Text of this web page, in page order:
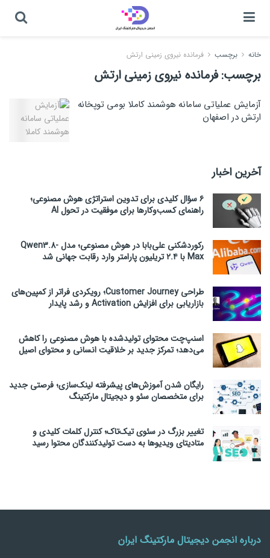
خانه برچسب فرمانده نیروی زمینی ارتش
برچسب:فرمانده نیروی زمینی ارتش
آزمایش عملیاتی سامانه هوشمند کاملا بومی توپخانه
ارتش در اصفهان
آخرین اخبار
۶ سؤال کلیدی برای تدوین استراتژی هوش مصنوعی؛
راهنمای کسب‌وکارها برای موفقیت در تحول AI
رکوردشکنی علی‌بابا در هوش مصنوعی؛ مدل Qwen3.8-
Max با ۲.۴ تریلیون پارامتر وارد رقابت جهانی شد
طراحی Customer Journey؛ رویکردی فراتر از کمپین‌های
بازاریابی برای افزایش Activation و رشد پایدار
اسنپ‌چت محتوای تولیدشده با هوش مصنوعی را کاهش
می‌دهد؛ تمرکز جدید بر خلاقیت انسانی و محتوای اصیل
رایگان شدن آموزش‌های پیشرفته لینک‌سازی؛ فرصتی جدید
برای متخصصان سئو و دیجیتال مارکتینگ
تغییر بزرگ در سئوی تیک‌تاک؛ کنترل کلمات کلیدی و
متادیتای ویدیوها به دست تولیدکنندگان محتوا رسید
درباره انجمن دیجیتال مارکتینگ ایران